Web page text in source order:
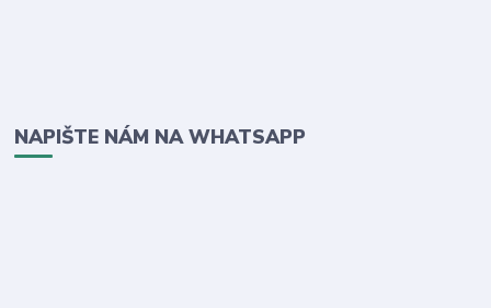
NAPIŠTE NÁM NA WHATSAPP